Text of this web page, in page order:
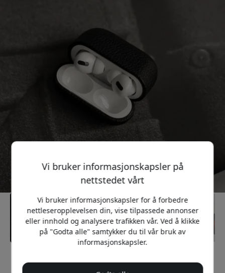
Anbefalt pris
Vi bruker informasjonskapsler på
nettstedet vårt
Vi bruker informasjonskapsler for å forbedre
nettleseropplevelsen din, vise tilpassede annonser
eller innhold og analysere trafikken vår. Ved å klikke
på "Godta alle" samtykker du til vår bruk av
informasjonskapsler.